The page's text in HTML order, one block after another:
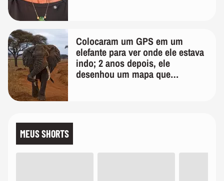
Colocaram um GPS em um
elefante para ver onde ele estava
indo; 2 anos depois, ele
desenhou um mapa que
MEUS SHORTS